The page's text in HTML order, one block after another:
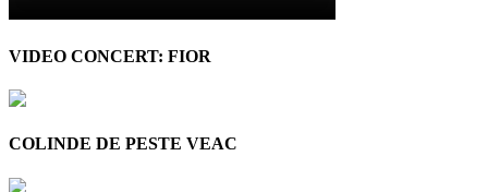
VIDEO CONCERT: FIOR
COLINDE DE PESTE VEAC